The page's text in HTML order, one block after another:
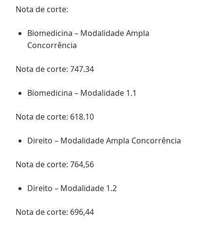
Nota de corte:
Biomedicina – Modalidade Ampla
Concorrência
Nota de corte: 747.34
Biomedicina – Modalidade 1.1
Nota de corte: 618.10
Direito – Modalidade Ampla Concorrência
Nota de corte: 764,56
Direito – Modalidade 1.2
Nota de corte: 696,44